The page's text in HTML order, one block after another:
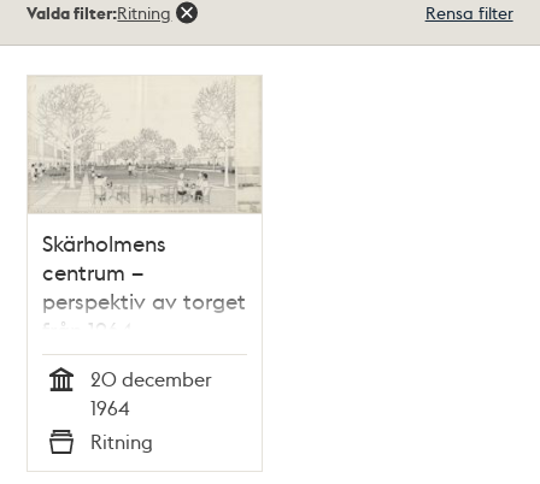
träffar
Valda filter:Ritning Rensa filter
Skärholmens
centrum –
perspektiv av torget
från 1964
20 december
1964
Typ
Ritning